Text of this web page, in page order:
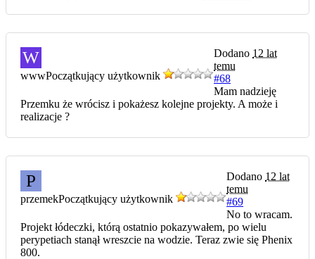
W
wwwPoczątkujący użytkownik
Dodano 12 lat
temu
#68
Mam nadzieję
Przemku że wrócisz i pokażesz kolejne projekty. A może i
realizacje ?
P
przemekPoczątkujący użytkownik
Dodano 12 lat
temu
#69
No to wracam.
Projekt łódeczki, którą ostatnio pokazywałem, po wielu
perypetiach stanął wreszcie na wodzie. Teraz zwie się Phenix
800.